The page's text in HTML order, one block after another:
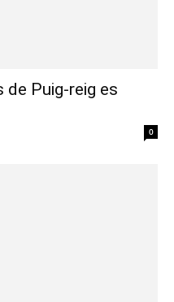
Puig-reig es
0